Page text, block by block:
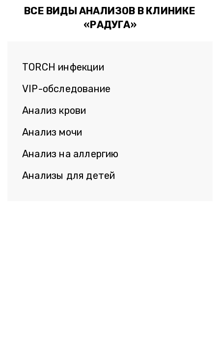
ВСЕ ВИДЫ АНАЛИЗОВ В КЛИНИКЕ
«РАДУГА»
TORCH инфекции
VIP-обследование
Анализ крови
Анализ мочи
Анализ на аллергию
Анализы для детей